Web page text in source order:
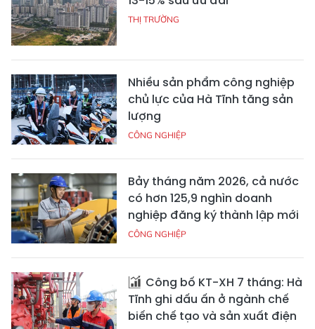
THỊ TRƯỜNG
Nhiều sản phẩm công nghiệp
chủ lực của Hà Tĩnh tăng sản
lượng
CÔNG NGHIỆP
Bảy tháng năm 2026, cả nước
có hơn 125,9 nghìn doanh
nghiệp đăng ký thành lập mới
CÔNG NGHIỆP
Công bố KT-XH 7 tháng: Hà
Tĩnh ghi dấu ấn ở ngành chế
biến chế tạo và sản xuất điện